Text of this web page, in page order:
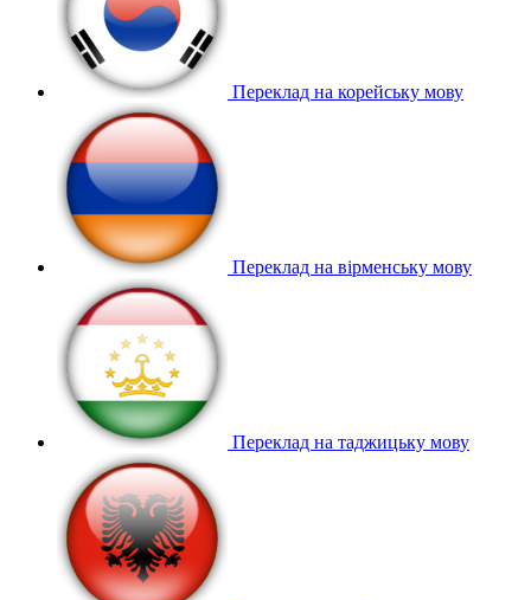
Переклад на корейську мову
Переклад на вірменську мову
Переклад на таджицьку мову